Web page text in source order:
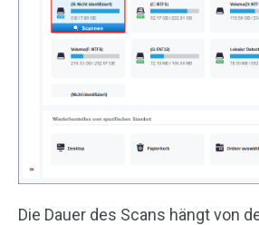
Die Dauer des Scans hängt von